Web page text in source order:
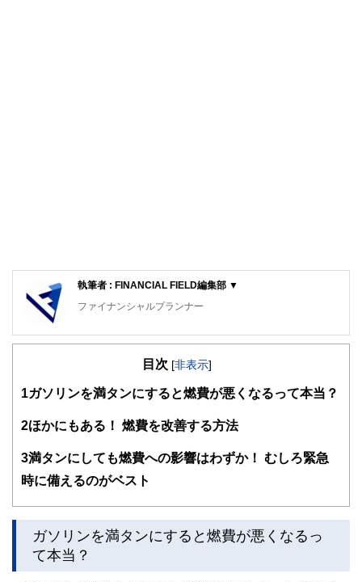
執筆者 : FINANCIAL FIELD編集部 ▼
ファイナンシャルプランナー
FinancialField編集部は、金融、経済に関する記事を、日々
知識がない方でも理解できるようわかりやすく発信していま
得者を中心に「お金や暮らし」に関する書籍・雑誌の編集経
験者で構成され、企画立案から記事掲載まですべての工程に
FinancialFieldの特徴は、ファイナンシャルプランナー、弁
ドバイザー、DCプランナー、公認会計士、社会保険労務
士、行政書士、投資アナリスト、キャリアコンサルタントな
ど150名以上の有資格者を執筆者・監修者として迎え、むず
かしく感じられる年金や税金、相続、保険、ローンなどの話
目次 [非表示]
1 ガソリンを満タンにすると燃費が悪くなるって本当？
2ほかにもある！ 燃費を改善する方法
3満タンにしても燃費への影響はわずか！ むしろ緊急
時に備えるのがベスト
ガソリンを満タンにすると燃費が悪くなるっ
て本当？